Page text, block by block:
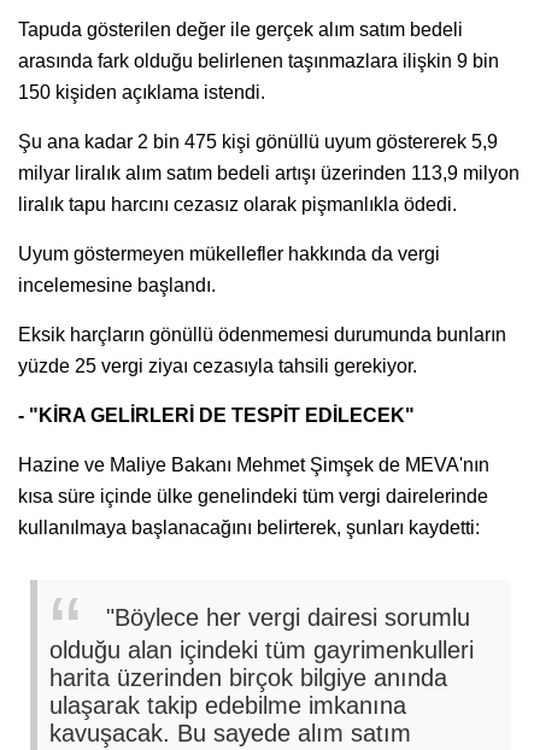
Tapuda gösterilen değer ile gerçek alım satım bedeli
arasında fark olduğu belirlenen taşınmazlara ilişkin 9 bin
150 kişiden açıklama istendi.
Şu ana kadar 2 bin 475 kişi gönüllü uyum göstererek 5,9
milyar liralık alım satım bedeli artışı üzerinden 113,9 milyon
liralık tapu harcını cezasız olarak pişmanlıkla ödedi.
Uyum göstermeyen mükellefler hakkında da vergi
incelemesine başlandı.
Eksik harçların gönüllü ödenmemesi durumunda bunların
yüzde 25 vergi ziyaı cezasıyla tahsili gerekiyor.
- "KİRA GELİRLERİ DE TESPİT EDİLECEK"
Hazine ve Maliye Bakanı Mehmet Şimşek de MEVA'nın
kısa süre içinde ülke genelindeki tüm vergi dairelerinde
kullanılmaya başlanacağını belirterek, şunları kaydetti:
"Böylece her vergi dairesi sorumlu
olduğu alan içindeki tüm gayrimenkulleri
harita üzerinden birçok bilgiye anında
ulaşarak takip edebilme imkanına
kavuşacak. Bu sayede alım satım